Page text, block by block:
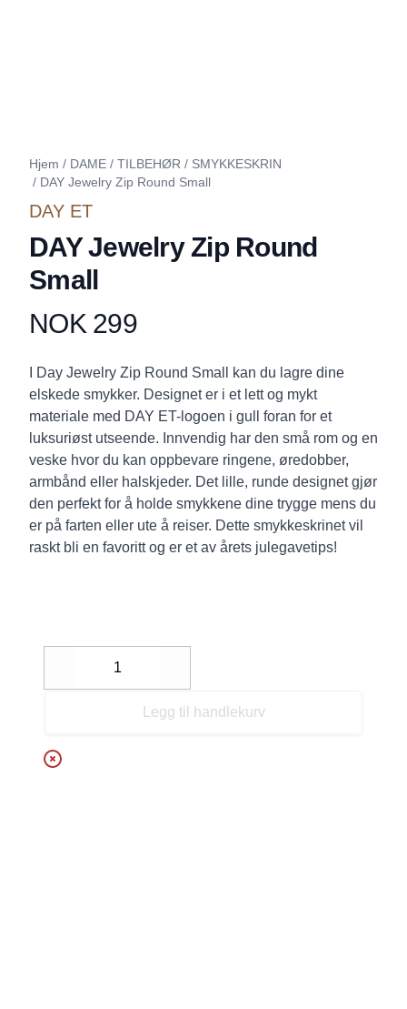
Hjem / DAME / TILBEHØR / SMYKKESKRIN
/ DAY Jewelry Zip Round Small
DAY ET
DAY Jewelry Zip Round
Small
Produktdetaljer
NOK 299
Description
I Day Jewelry Zip Round Small kan du lagre dine
elskede smykker. Designet er i et lett og mykt
materiale med DAY ET-logoen i gull foran for et
luksuriøst utseende. Innvendig har den små rom og en
veske hvor du kan oppbevare ringene, øredobber,
armbånd eller halskjeder. Det lille, runde designet gjør
den perfekt for å holde smykkene dine trygge mens du
er på farten eller ute å reiser. Dette smykkeskrinet vil
raskt bli en favoritt og er et av årets julegavetips!
Decrease
Legg til handlekurv